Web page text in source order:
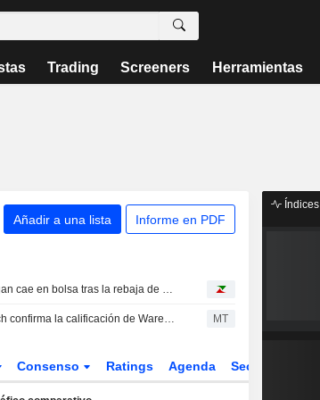
Trading Screeners Herramientas
Añadir a una lista Informe en PDF
Argan cae en bolsa tras la rebaja de recomendación de Jefferies
Fitch confirma la calificación de Warehouses De Pauw tras la adquisición de Argan MT
Consenso Ratings Agenda Sector
Índices